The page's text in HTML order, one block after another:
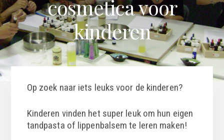
cosmetica voor
kinderen
Op zoek naar iets leuks voor de kinderen?
Kinderen vinden het super leuk om hun eigen
tandpasta of lippenbalsem te leren maken!